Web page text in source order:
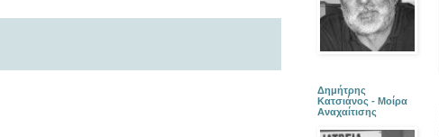
Δημήτρης
Κατσιάνος - Μοίρα
Αναχαίτισης